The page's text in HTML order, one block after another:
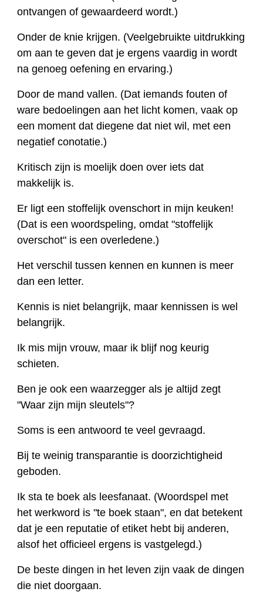
ontvangen of gewaardeerd wordt.)
Onder de knie krijgen. (Veelgebruikte uitdrukking
om aan te geven dat je ergens vaardig in wordt
na genoeg oefening en ervaring.)
Door de mand vallen. (Dat iemands fouten of
ware bedoelingen aan het licht komen, vaak op
een moment dat diegene dat niet wil, met een
negatief conotatie.)
Kritisch zijn is moelijk doen over iets dat
makkelijk is.
Er ligt een stoffelijk ovenschort in mijn keuken!
(Dat is een woordspeling, omdat "stoffelijk
overschot" is een overledene.)
Het verschil tussen kennen en kunnen is meer
dan een letter.
Kennis is niet belangrijk, maar kennissen is wel
belangrijk.
Ik mis mijn vrouw, maar ik blijf nog keurig
schieten.
Ben je ook een waarzegger als je altijd zegt
"Waar zijn mijn sleutels"?
Soms is een antwoord te veel gevraagd.
Bij te weinig transparantie is doorzichtigheid
geboden.
Ik sta te boek als leesfanaat. (Woordspel met
het werkword is "te boek staan", en dat betekent
dat je een reputatie of etiket hebt bij anderen,
alsof het officieel ergens is vastgelegd.)
De beste dingen in het leven zijn vaak de dingen
die niet doorgaan.